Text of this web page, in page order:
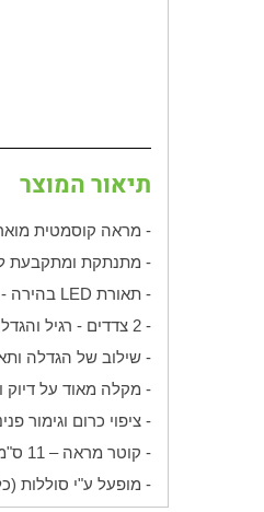
תיאור המוצר
- מראה קוסמטית
- מתנתקת ומתקבעת
- תאורת LED בהירה - 8 לדים
- 2 צדדים - רגיל והגדלה פי 5
- שילוב של הגדלה
- מקלה מאוד על דיוק
- ציפוי כרום וגימור
- קוטר מראה – 11 ס"מ
- מופעל ע"י סוללות